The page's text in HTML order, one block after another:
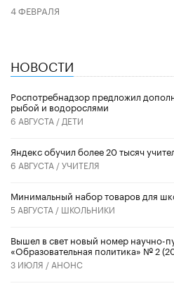
4 ФЕВРАЛЯ
НОВОСТИ
Роспотребнадзор предложил
рыбой и водорослями
6 АВГУСТА / ДЕТИ
​Яндекс обучил более 20 тысяч
6 АВГУСТА /УЧИТЕЛЯ
Минимальный набор товаров для
5 АВГУСТА / ШКОЛЬНИКИ
Вышел в свет новый номер научно-
«Образовательная политика» № 2
3 ИЮЛЯ / АНОНС